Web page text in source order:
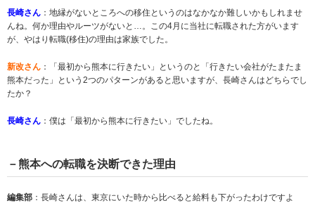
長崎さん ：地縁がないところへの移住というのはなかなか難しいかもしれませ
んね。何か理由やルーツがないと…。この4月に当社に転職された方がいます
が、やはり転職(移住)の理由は家族でした。
新改さん ：「最初から熊本に行きたい」というのと「行きたい会社がたまたま
熊本だった」という2つのパターンがあると思いますが、長崎さんはどちらでし
たか？
長崎さん ：僕は「最初から熊本に行きたい」でしたね。
－熊本への転職を決断できた理由
編集部 ：長崎さんは、東京にいた時から比べると給料も下がったわけですよ